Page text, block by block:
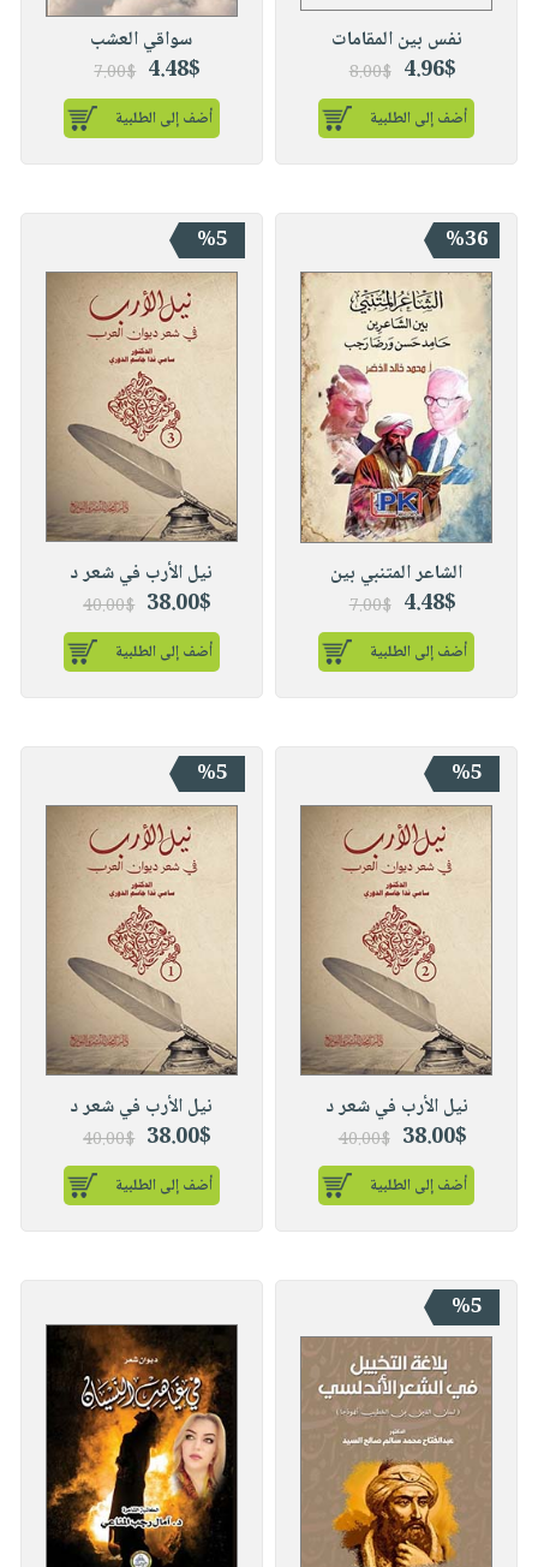
نفس بين المقامات
4.96$
8.00$
أضف إلى الطلبية
سواقي العشب
4.48$
7.00$
أضف إلى الطلبية
%36
الشاعر المتنبي بين
4.48$
7.00$
أضف إلى الطلبية
%5
نيل الأرب في شعر د
38.00$
40.00$
أضف إلى الطلبية
%5
نيل الأرب في شعر د
38.00$
40.00$
أضف إلى الطلبية
%5
نيل الأرب في شعر د
38.00$
40.00$
أضف إلى الطلبية
%5